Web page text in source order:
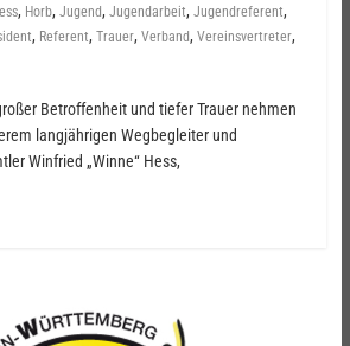
, Horb, Jugend, Jugendarbeit, Jugendreferent,
, Referent, Trauer, Verband, Vereinsvertreter,
Betroffenheit und tiefer Trauer nehmen
langjährigen Wegbegleiter und
Winfried „Winne“ Hess,